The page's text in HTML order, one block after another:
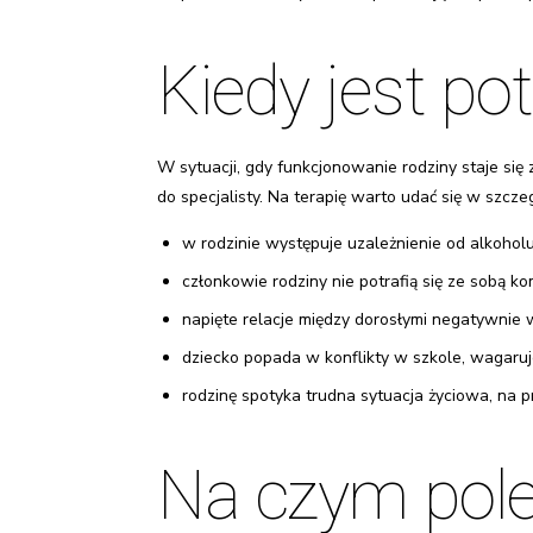
Kiedy jest
W sytuacji, gdy funkcjonowanie rodziny staje się
do specjalisty. Na terapię warto udać się w
w rodzinie występuje uzależnienie od
członkowie rodziny nie potrafią się ze sobą
napięte relacje między dorosłymi
dziecko popada w konflikty w szkole,
rodzinę spotyka trudna sytuacja życiowa, na
Na czym